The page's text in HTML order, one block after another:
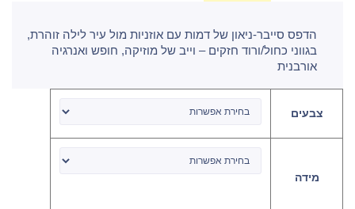
הדפס סייבר-ניאון של דמות עם אוזניות מול עיר לילה זוהרת,
בגווני כחול/ורוד חזקים – וייב של מוזיקה, חופש ואנרגיה
אורבנית
צבעים
מידה